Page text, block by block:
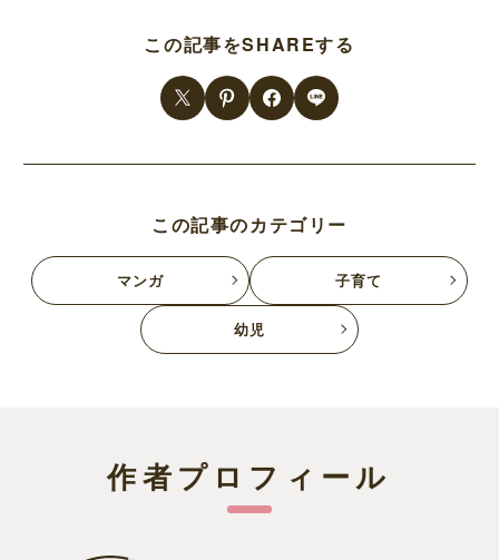
この記事をSHAREする
この記事のカテゴリー
マンガ 子育て
幼児
作者プロフィール